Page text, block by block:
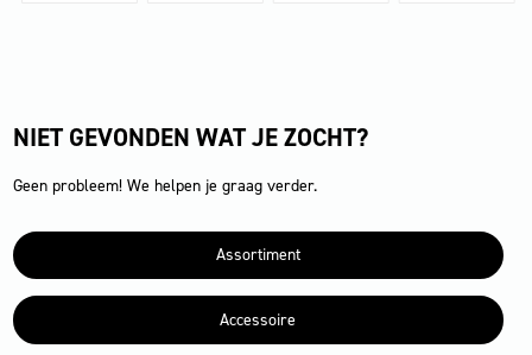
NIET GEVONDEN WAT JE ZOCHT?
Geen probleem! We helpen je graag verder.
Assortiment
Accessoire